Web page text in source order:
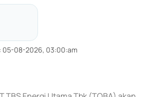
: 05-08-2026, 03:00:am